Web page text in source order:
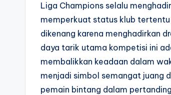
Liga Champions selalu
memperkuat status klub tertentu
dikenang karena menghadirkan
daya tarik utama kompetisi ini
membalikkan keadaan dalam
menjadi simbol semangat juang
pemain bintang dalam